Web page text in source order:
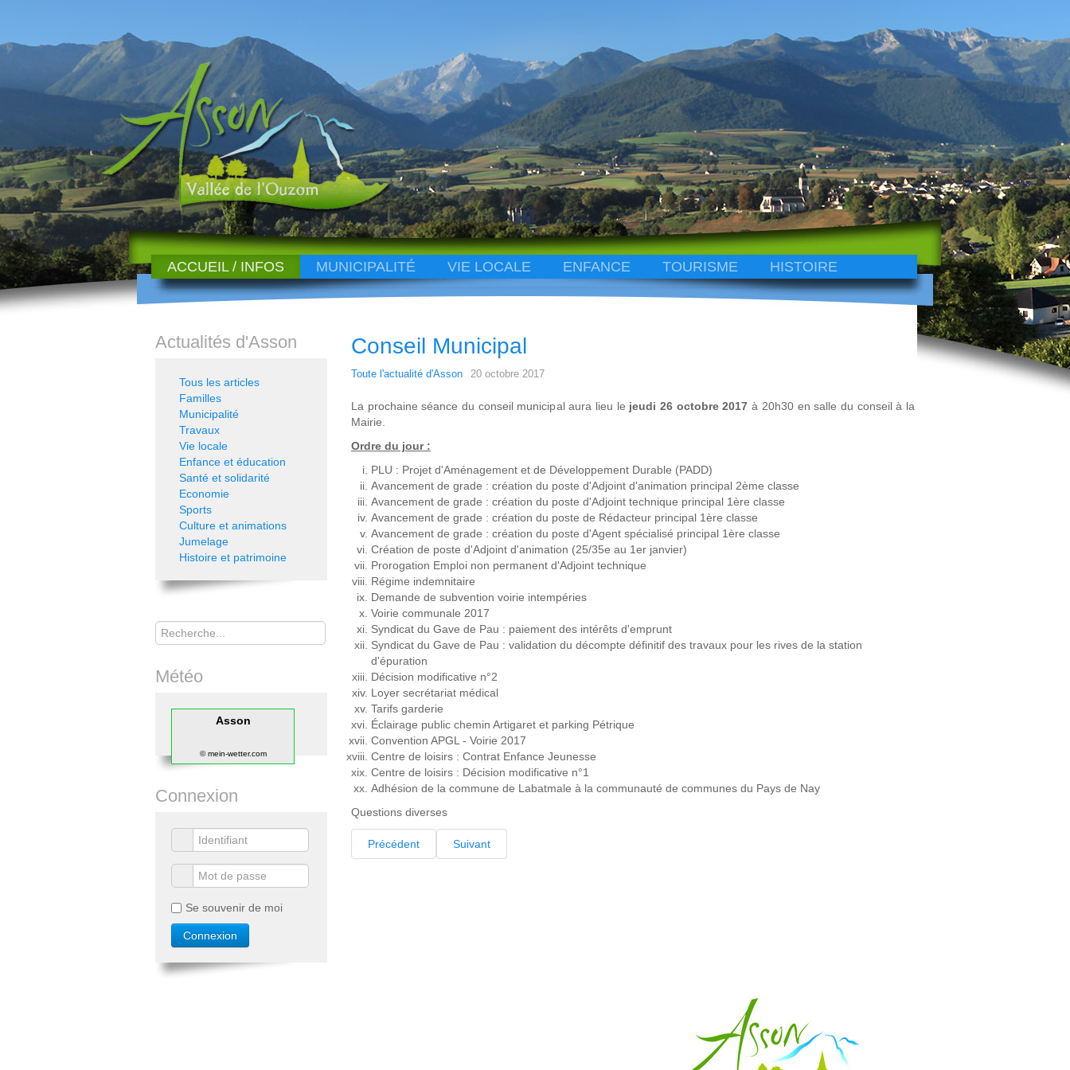
ACCUEIL / INFOS MUNICIPALITÉ VIE LOCALE ENFANCE TOURISME HISTOIRE
Conseil Municipal
Toute l'actualité d'Asson 20 octobre 2017
La prochaine séance du conseil municipal aura lieu le jeudi 26 octobre 2017 à 20h30 en salle du conseil à la
Mairie.
Ordre du jour :
PLU : Projet d'Aménagement et de Développement Durable (PADD)
Avancement de grade : création du poste d'Adjoint d'animation principal 2ème classe
Avancement de grade : création du poste d'Adjoint technique principal 1ère classe
Avancement de grade : création du poste de Rédacteur principal 1ère classe
Avancement de grade : création du poste d'Agent spécialisé principal 1ère classe
Création de poste d'Adjoint d'animation (25/35e au 1er janvier)
Prorogation Emploi non permanent d'Adjoint technique
Régime indemnitaire
Demande de subvention voirie intempéries
Voirie communale 2017
Syndicat du Gave de Pau : paiement des intérêts d'emprunt
Syndicat du Gave de Pau : validation du décompte définitif des travaux pour les rives de la station
d'épuration
Décision modificative n°2
Loyer secrétariat médical
Tarifs garderie
Éclairage public chemin Artigaret et parking Pétrique
Convention APGL - Voirie 2017
Centre de loisirs : Contrat Enfance Jeunesse
Centre de loisirs : Décision modificative n°1
Adhésion de la commune de Labatmale à la communauté de communes du Pays de Nay
Questions diverses
Précédent Suivant
Actualités d'Asson
Tous les articles
Familles
Municipalité
Travaux
Vie locale
Enfance et éducation
Santé et solidarité
Economie
Sports
Culture et animations
Jumelage
Histoire et patrimoine
Rechercher
Météo
Asson
© mein-wetter.com
Connexion
Se souvenir de moi